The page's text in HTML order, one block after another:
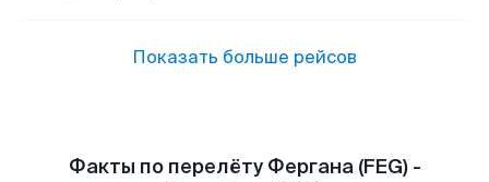
Показать больше рейсов
Факты по перелёту Фергана (FEG) -